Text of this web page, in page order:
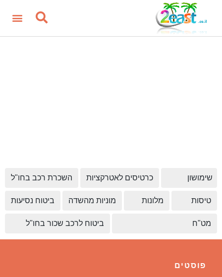
שימושון כרטיסים לאטרקציות השכרת רכב בחו"ל
טיסות מלונות מוניות מהשדה ביטוח נסיעות
מט"ח ביטוח לרכב שכור בחו"ל
פוסטים